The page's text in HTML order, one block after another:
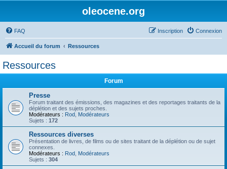
oleocene.org
FAQ Connexion
Inscription
Accueil du forum Ressources
Ressources
Forum
Presse
Forum traitant des émissions, des magazines et des reportages traitants de la
déplétion et des sujets proches.
Modérateurs : Rod Modérateurs
Sujets : 172
Ressources diverses
Présentation de livres, de films ou de sites traitant de la déplétion ou de sujet
connexes.
Modérateurs : Rod Modérateurs
Sujets : 304